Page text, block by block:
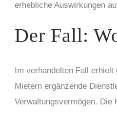
erhebliche Auswirkungen
Der Fall:
Im verhandelten Fall
Mietern ergänzende
Verwaltungsvermögen. Die